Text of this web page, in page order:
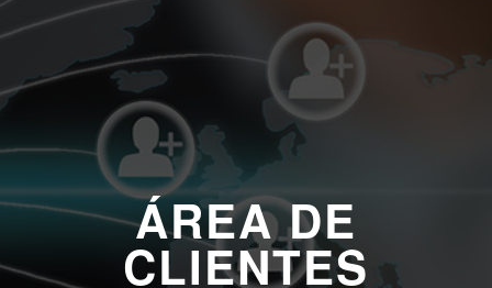
ÁREA DE
CLIENTES